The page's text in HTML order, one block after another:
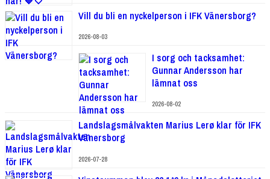
Vill du bli en nyckelperson i IFK Vänersborg?
2026-08-03
I sorg och tacksamhet:
Gunnar Andersson har
lämnat oss
2026-08-02
Landslagsmålvakten Marius Lerø klar för IFK
Vänersborg
2026-07-28